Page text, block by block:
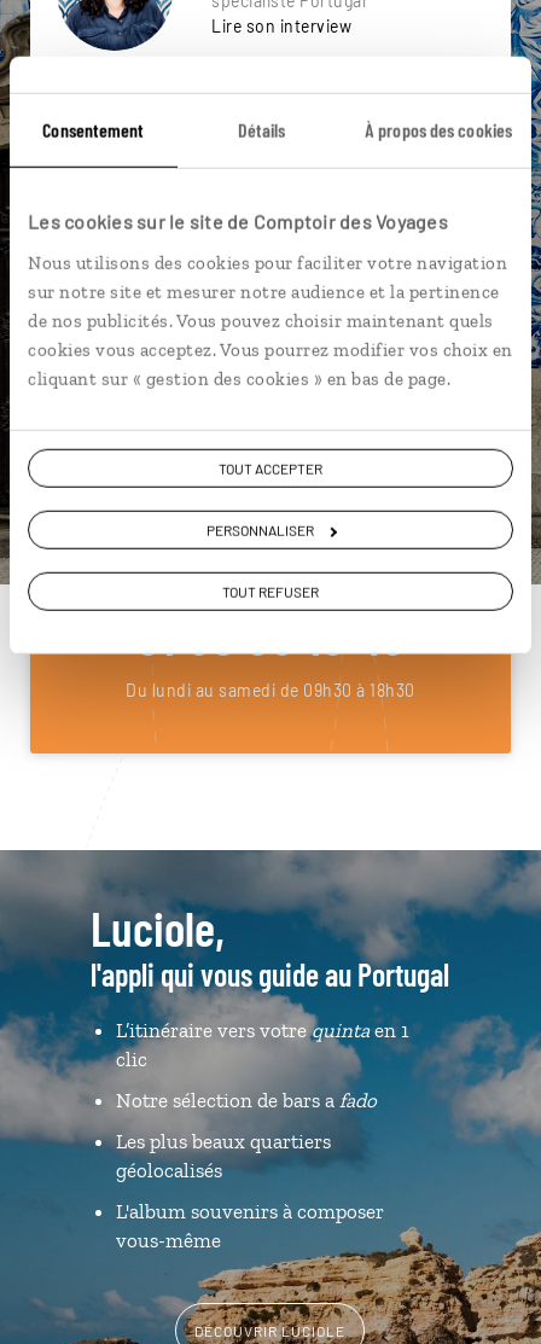
Consentement Détails À propos des cookies
Les cookies sur le site de Comptoir des Voyages
Nous utilisons des cookies pour faciliter votre navigation
sur notre site et mesurer notre audience et la pertinence
de nos publicités. Vous pouvez choisir maintenant quels
cookies vous acceptez. Vous pourrez modifier vos choix en
cliquant sur « gestion des cookies » en bas de page.
TOUT ACCEPTER
PERSONNALISER
TOUT REFUSER
Lire son interview
Ils sauront organiser votre itinéraire au plus
Échangez en face à face ou depuis nos studios
connectés en agence, mais aussi par email ou
téléphone.
Vous gardez le même interlocuteur avant,
pendant et après votre voyage.
DEMANDER UN DEVIS
ou
Construisez votre voyage avec un spécialiste Portugal
01 85 08 10 49
Du lundi au samedi de 09h30 à 18h30
Luciole,
l'appli qui vous guide au Portugal
L’itinéraire vers votrequintaen 1
clic
Notre sélection de bars a fado
Les plus beaux quartiers
géolocalisés
L'album souvenirs à composer
vous-même
DÉCOUVRIR LUCIOLE